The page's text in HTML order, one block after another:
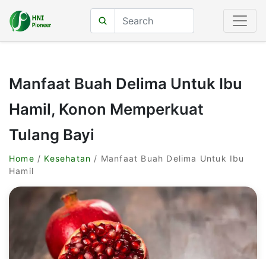
Manfaat Buah Delima Untuk Ibu
Hamil, Konon Memperkuat
Tulang Bayi
Home / Kesehatan / Manfaat Buah Delima Untuk Ibu
Hamil